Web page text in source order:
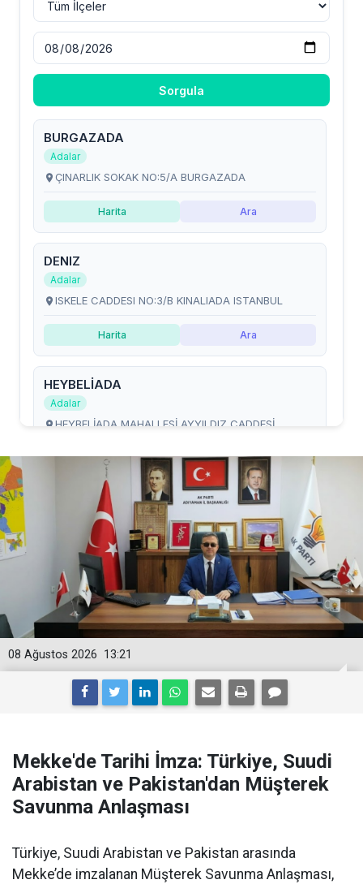
13:21
08 Ağustos 2026
Mekke'de Tarihi İmza: Türkiye, Suudi
Arabistan ve Pakistan'dan Müşterek
Savunma Anlaşması
Türkiye, Suudi Arabistan ve Pakistan arasında
Mekke’de imzalanan Müşterek Savunma Anlaşması,